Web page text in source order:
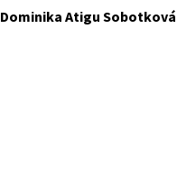
Dominika Atigu Sobotková